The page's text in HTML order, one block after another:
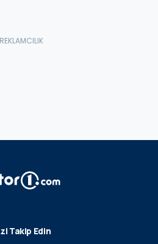
Takip Edin